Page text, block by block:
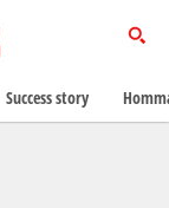
Success story